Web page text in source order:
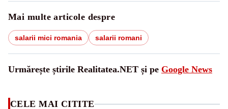
Mai multe articole despre
salarii mici romania salarii romani
Urmărește știrile Realitatea.NET și pe Google News
CELE MAI CITITE